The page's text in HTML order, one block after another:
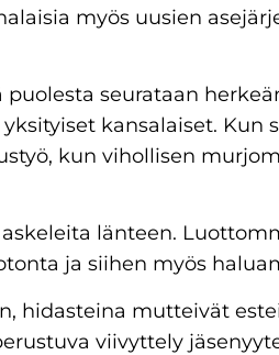
myös uusien
seurataan
kansalaiset. Kun
kun vihollisen
länteen.
ja siihen myös
hidasteina mutteivät
viivyttely